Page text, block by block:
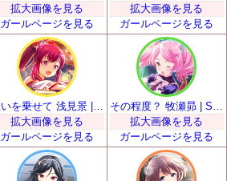
拡大画像を見る
ガールページを見る
拡大画像を見る
ガールページを見る
想いを乗せて 浅見景 | SSR
拡大画像を見る
ガールページを見る
拡大画像を見る
ガールページを見る